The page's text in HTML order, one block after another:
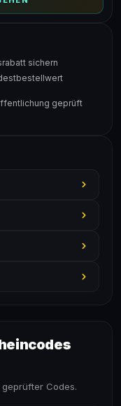
sichern
geprüft
Codes.